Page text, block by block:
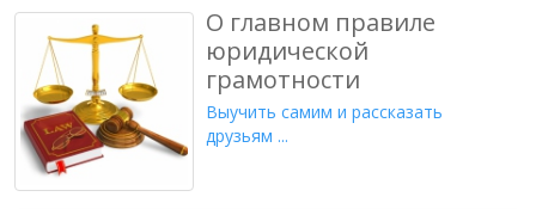
О главном правиле
юридической
грамотности
Выучить самим и рассказать
друзьям ...